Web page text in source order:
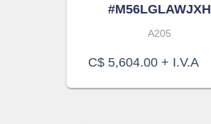
#M56LGLAWJXH
A205
C$ 5,604.00 + I.V.A